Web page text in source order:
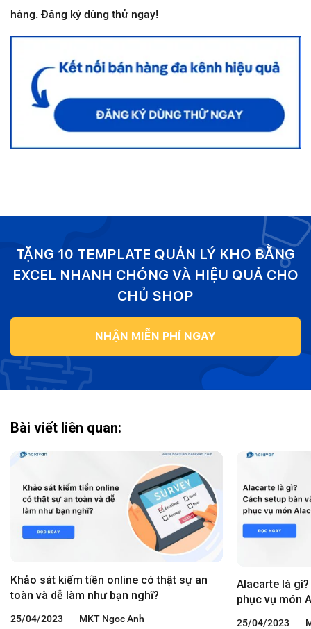
hàng. Đăng ký dùng thử ngay!
TẶNG 10 TEMPLATE QUẢN LÝ KHO BẰNG
EXCEL NHANH CHÓNG VÀ HIỆU QUẢ CHO
CHỦ SHOP
NHẬN MIỄN PHÍ NGAY
Bài viết liên quan:
Khảo sát kiếm tiền online có thật sự an
toàn và dễ làm như bạn nghĩ?
25/04/2023 MKT Ngoc Anh
Alacarte là
phục vụ món
25/04/2023